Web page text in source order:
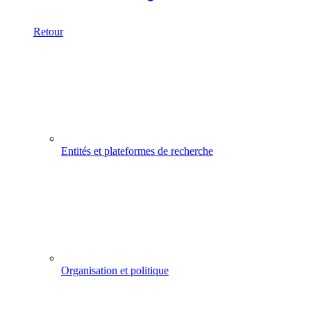
Retour
Entités et plateformes de recherche
Organisation et politique